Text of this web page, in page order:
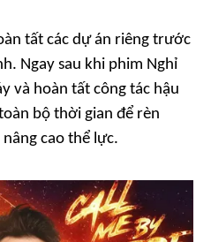
tất các dự án riêng trước
Ngay sau khi phim Nghỉ
và hoàn tất công tác hậu
bộ thời gian để rèn
cao thể lực.